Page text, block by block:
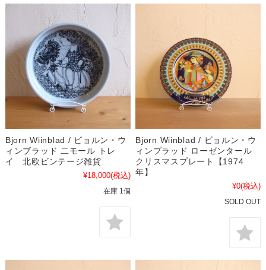
Bjorn Wiinblad / ビョルン・ウ
ィンブラッド 二モール トレ
イ 北欧ビンテージ雑貨
¥18,000(税込)
在庫 1個
Bjorn Wiinblad / ビョルン・ウ
ィンブラッド ローゼンタール
クリスマスプレート【1974
年】
¥0(税込)
SOLD OUT